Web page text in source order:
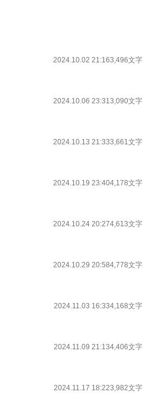
2024.10.02 21:163,496文字
2024.10.06 23:313,090文字
2024.10.13 21:333,661文字
2024.10.19 23:404,178文字
2024.10.24 20:274,613文字
2024.10.29 20:584,778文字
2024.11.03 16:334,168文字
2024.11.09 21:134,406文字
2024.11.17 18:223,982文字